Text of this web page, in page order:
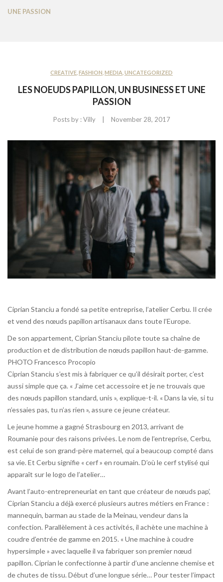
CONTACT US
UNE PASSION
CREATIVE FASHION MEDIA UNCATEGORIZED
LES NOEUDS PAPILLON, UN BUSINESS ET UNE
PASSION
Posts by :Villy | November 28, 2017
Ciprian Stanciu a fondé sa petite entreprise, l’atelier Cerbu. Il crée
et vend des nœuds papillon artisanaux dans toute l’Europe.
De son appartement, Ciprian Stanciu pilote toute sa chaîne de
production et de distribution de nœuds papillon haut-de-gamme.
PHOTO Francesco Procopio
Ciprian Stanciu s’est mis à fabriquer ce qu’il désirait porter, c’est
aussi simple que ça. « J’aime cet accessoire et je ne trouvais que
des nœuds papillon standard, unis », explique-t-il. « Dans la vie, si tu
n’essaies pas, tu n’as rien », assure ce jeune créateur.
Le jeune homme a gagné Strasbourg en 2013, arrivant de
Roumanie pour des raisons privées. Le nom de l’entreprise, Cerbu,
est celui de son grand-père maternel, qui a beaucoup compté dans
sa vie. Et Cerbu signifie « cerf » en roumain. D’où le cerf stylisé qui
apparaît sur le logo de l’atelier…
Avant l’auto-entrepreneuriat en tant que créateur de nœuds pap’,
Ciprian Stanciu a déjà exercé plusieurs autres métiers en France :
mannequin, barman au stade de la Meinau, vendeur dans la
confection. Parallèlement à ces activités, il achète une machine à
coudre d’entrée de gamme en 2015. « Une machine à coudre
hypersimple » avec laquelle il va fabriquer son premier nœud
papillon. Ciprian le confectionne à partir d’une ancienne chemise et
de chutes de tissu. Début d’une longue série… Pour tester l’impact